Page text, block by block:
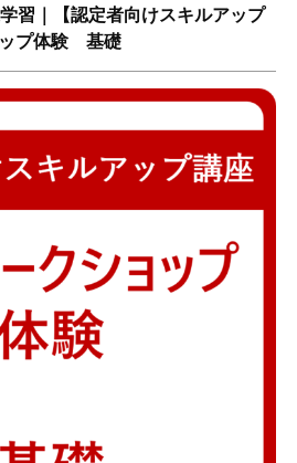
習｜【認定者向けスキルアップ
プ体験 基礎